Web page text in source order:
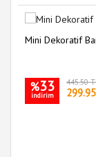
Mini Dekoratif
%33
indirim
445.50
299.95